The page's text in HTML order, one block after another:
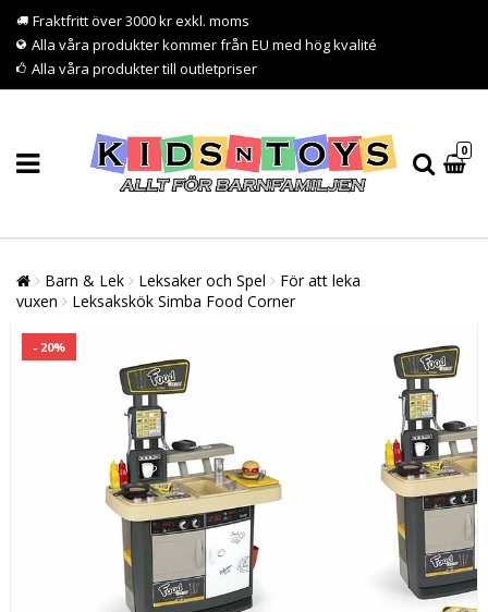
Fraktfritt över 3000 kr exkl. moms
Alla våra produkter kommer från EU med hög kvalité
Alla våra produkter till outletpriser
0
Barn & Lek Leksaker och Spel
För att leka
vuxen
Leksakskök Simba Food Corner
- 20%